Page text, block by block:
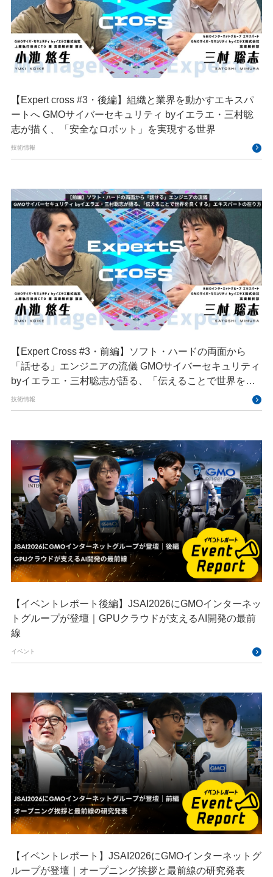
【Expert cross #3・後編】組織と業界を動かすエキスパ
ートへ GMOサイバーセキュリティ byイエラエ・三村聡
志が描く、「安全なロボット」を実現する世界
技術情報
【Expert Cross #3・前編】ソフト・ハードの両面から
「話せる」エンジニアの流儀 GMOサイバーセキュリティ
byイエラエ・三村聡志が語る、「伝えることで世界を良
くする」エキスパートの在り方
技術情報
【イベントレポート後編】JSAI2026にGMOインターネッ
トグループが登壇｜GPUクラウドが支えるAI開発の最前
線
イベント
【イベントレポート】JSAI2026にGMOインターネットグ
ループが登壇｜オープニング挨拶と最前線の研究発表